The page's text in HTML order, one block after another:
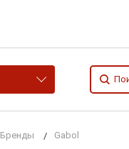
Бренды Gabol